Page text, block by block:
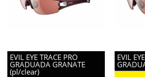
EVIL EYE TRACE PRO
GRADUADA GRANATE
(pl/clear)
EVIL